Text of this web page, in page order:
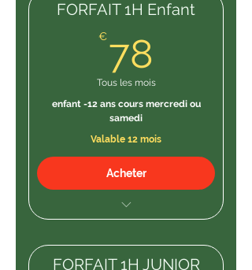
FORFAIT 1H Enfant
€78
Tous les mois
enfant -12 ans cours mercredi ou
samedi
Valable 12 mois
Acheter
FORFAIT 1H JUNIOR